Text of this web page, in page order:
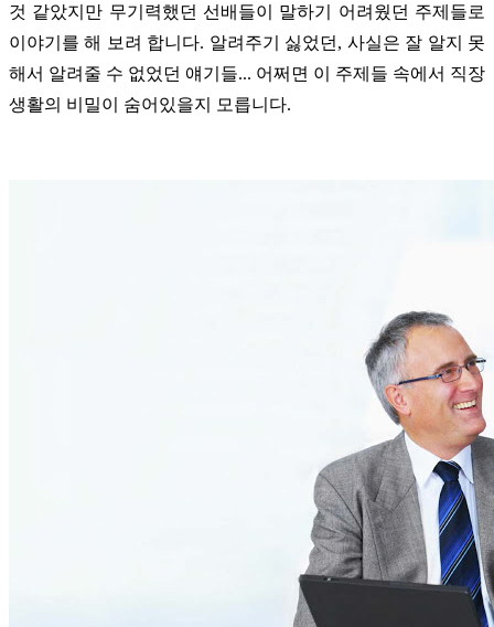
것 같았지만 무기력했던 선배들이 말하기 어려웠던 주제들로
이야기를 해 보려 합니다. 알려주기 싫었던, 사실은 잘 알지 못
해서 알려줄 수 없었던 얘기들... 어쩌면 이 주제들 속에서 직장
생활의 비밀이 숨어있을지 모릅니다.